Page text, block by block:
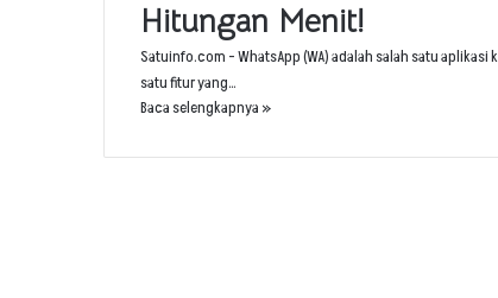
Hitungan Menit!
Satuinfo.com – WhatsApp (WA) adalah salah satu
satu fitur yang…
Baca selengkapnya »